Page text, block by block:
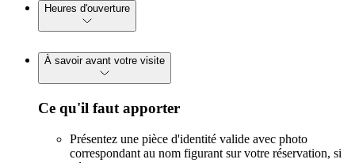
Heures d'ouverture
À savoir avant votre visite
Ce qu'il faut apporter
Présentez une pièce d'identité valide avec photo
correspondant au nom figurant sur votre réservation, si